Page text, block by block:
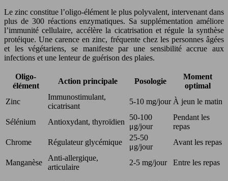
Le zinc constitue l’oligo-élément le plus polyvalent, intervenant dans
plus de 300 réactions enzymatiques. Sa supplémentation améliore
l’immunité cellulaire, accélère la cicatrisation et régule la synthèse
protéique. Une carence en zinc, fréquente chez les personnes âgées
et les végétariens, se manifeste par une sensibilité accrue aux
infections et une lenteur de guérison des plaies.
Oligo-
élément
Action principale Posologie
Moment
optimal
Zinc
Immunostimulant,
cicatrisant
5-10 mg/jour À jeun le matin
Sélénium Antioxydant, thyroïdien
50-100
μg/jour
Pendant les
repas
Chrome
Régulateur glycémique
25-50
μg/jour
Avant les repas
Manganèse
Anti-allergique,
articulaire
2-5 mg/jour Entre les repas